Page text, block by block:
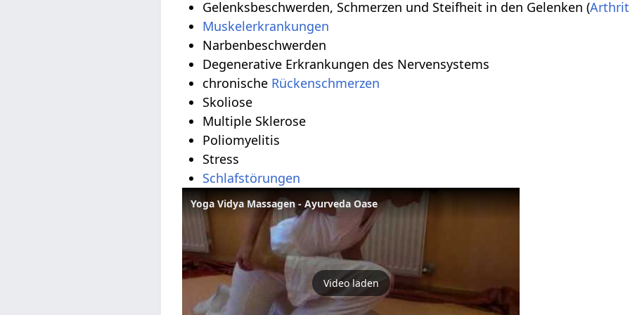
Gelenksbeschwerden, Schmerzen und Steifheit in den Gelenken (
Muskelerkrankungen
Narbenbeschwerden
Degenerative Erkrankungen des Nervensystems
chronische Rückenschmerzen
Skoliose
Multiple Sklerose
Poliomyelitis
Stress
Schlafstörungen
Yoga Vidya Massagen - Ayurveda Oase
Video laden